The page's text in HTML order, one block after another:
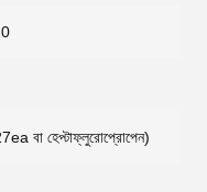
বা হেপ্টাফ্লুরোপ্রোপেন)